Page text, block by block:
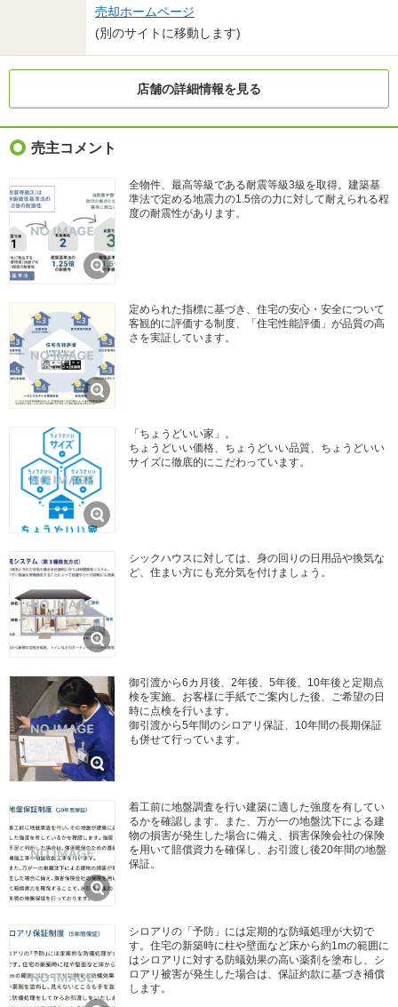
売却ホームページ
(別のサイトに移動します)
店舗の詳細情報を見る
売主コメント
全物件、最高等級である耐震等級3級を取得。建築基
準法で定める地震力の1.5倍の力に対して耐えられる程
度の耐震性があります。
定められた指標に基づき、住宅の安心・安全について
客観的に評価する制度、「住宅性能評価」が品質の高
さを実証しています。
「ちょうどいい家」。
ちょうどいい価格、ちょうどいい品質、ちょうどいい
サイズに徹底的にこだわっています。
シックハウスに対しては、身の回りの日用品や換気な
ど、住まい方にも充分気を付けましょう。
御引渡から6カ月後、2年後、5年後、10年後と定期点
検を実施。お客様に手紙でご案内した後、ご希望の日
時に点検を行います。
御引渡から5年間のシロアリ保証、10年間の長期保証
も併せて行っています。
着工前に地盤調査を行い建築に適した強度を有してい
るかを確認します。また、万が一の地盤沈下による建
物の損害が発生した場合に備え、損害保険会社の保険
を用いて賠償資力を確保し、お引渡し後20年間の地盤
保証。
シロアリの「予防」には定期的な防蟻処理が大切で
す。住宅の新築時に柱や壁面など床から約1mの範囲に
はシロアリに対する防蟻効果の高い薬剤を塗布し、シ
ロアリ被害が発生した場合は、保証約款に基づき補償
します。